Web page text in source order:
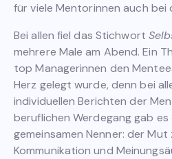
für viele Mentorinnen auch bei
Bei allen fiel das Stichwort
mehrere Male am Abend. Ein
top Managerinnen den
Herz gelegt wurde, denn bei
individuellen Berichten der
beruflichen Werdegang gab
gemeinsamen Nenner: der Mut
Kommunikation und